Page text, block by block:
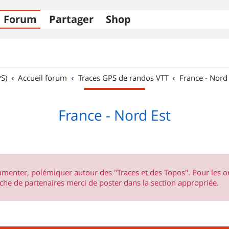
Forum Partager Shop
Accueil forum Traces GPS de randos VTT France - Nord
France - Nord Est
polémiquer autour des "Traces et des Topos". Pour les
de partenaires merci de poster dans la section appropriée.